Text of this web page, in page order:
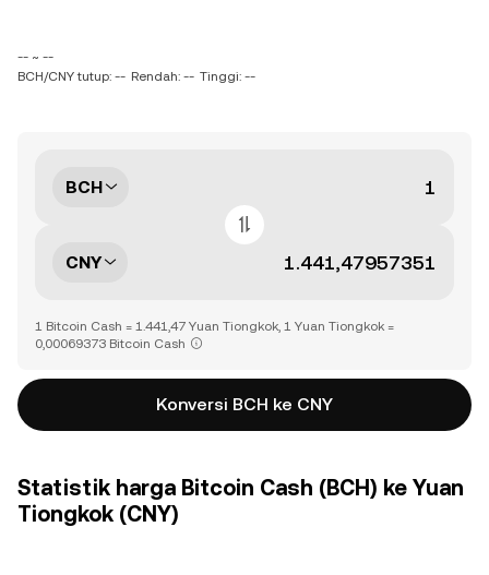
-- ~ --
BCH/CNY tutup: -- Rendah: -- Tinggi: --
BCH
CNY
1 Bitcoin Cash = 1.441,47 Yuan Tiongkok, 1 Yuan Tiongkok =
0,00069373 Bitcoin Cash
Konversi BCH ke CNY
Statistik harga Bitcoin Cash (BCH) ke Yuan
Tiongkok (CNY)